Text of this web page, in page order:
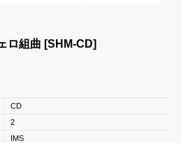
ロ組曲 [SHM-CD]
CD
2
IMS